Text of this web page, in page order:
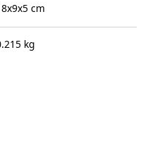
cm
kg